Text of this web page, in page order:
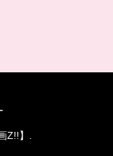
Z!!】.